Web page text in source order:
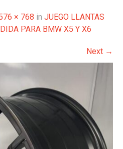
× 768 in JUEGO LLANTAS
PARA BMW X5 Y X6
Next →